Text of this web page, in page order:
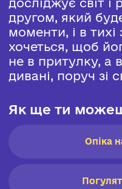
досліджує світ і
другом, який
моменти, і в тихі
хочеться, щоб
не в притулку, а
дивані, поруч зі
Як ще ти
Опіка